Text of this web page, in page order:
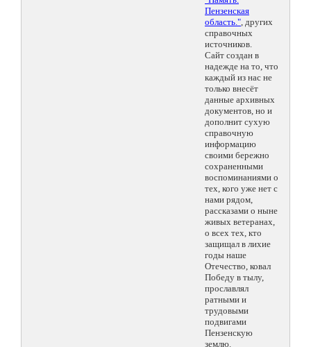
Пензенская
область.", других
справочных
источников.
Сайт создан в
надежде на то, что
каждый из нас не
только внесёт
данные архивных
документов, но и
дополнит сухую
справочную
информацию
своими бережно
сохраненными
воспоминаниями о
тех, кого уже нет с
нами рядом,
рассказами о ныне
живых ветеранах,
о всех тех, кто
защищал в лихие
годы наше
Отечество, ковал
Победу в тылу,
прославлял
ратными и
трудовыми
подвигами
Пензенскую
землю.